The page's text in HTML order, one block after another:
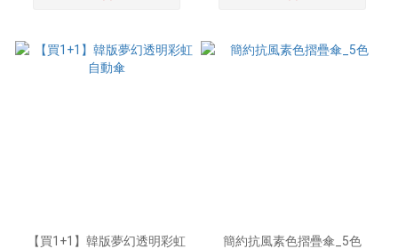
【買1+1】韓版夢幻透明彩虹
簡約抗風素色摺疊傘_5色